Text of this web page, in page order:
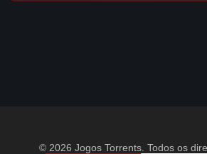
© 2026 Jogos Torrents. Todos os